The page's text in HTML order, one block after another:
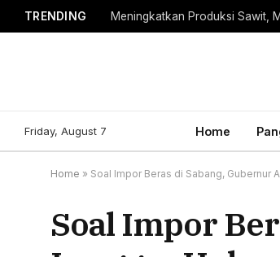
TRENDING Meningkatkan Produksi Sawit,
Friday, August 7 Home
Home » Soal Impor Beras di Sabang, Gubernur
Soal Impor